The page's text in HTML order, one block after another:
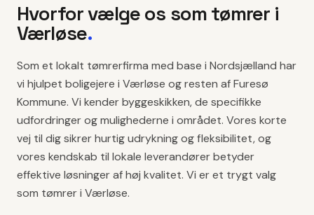
Hvorfor vælge os som tømrer i
Værløse.
Som et lokalt tømrerfirma med base i Nordsjælland har
vi hjulpet boligejere i Værløse og resten af Furesø
Kommune. Vi kender byggeskikken, de specifikke
udfordringer og mulighederne i området. Vores korte
vej til dig sikrer hurtig udrykning og fleksibilitet, og
vores kendskab til lokale leverandører betyder
effektive løsninger af høj kvalitet. Vi er et trygt valg
som tømrer i Værløse.